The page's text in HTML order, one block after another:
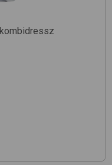
kombidressz